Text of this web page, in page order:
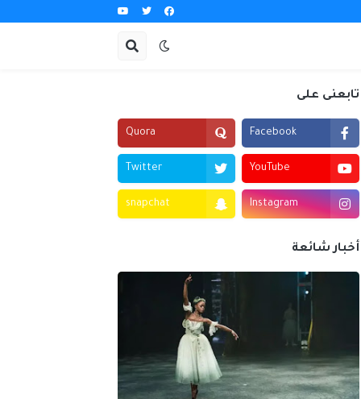
تابعنى على
Facebook
Quora
YouTube
Twitter
Instagram
snapchat
أخبار شائعة